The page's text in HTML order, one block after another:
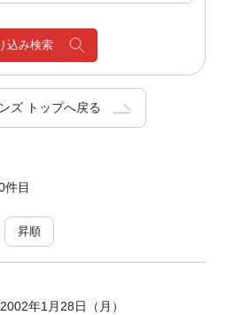
込み検索
ズ トップへ戻る
件目
昇順
年1月28日（月）